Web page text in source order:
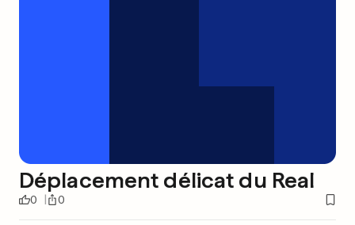
Déplacement délicat du Real
0 0